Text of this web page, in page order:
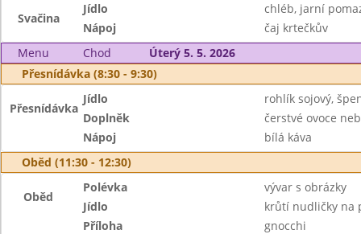
Svačina
Jídlo
chléb, jarní
Nápoj
čaj krtečkův
Menu
Chod
Úterý 5. 5. 2026
Přesnídávka (8:30 - 9:30)
Přesnídávka
Jídlo
rohlík sojový,
Doplněk
čerstvé ovoce
Nápoj
bílá káva
Oběd (11:30 - 12:30)
Oběd
Polévka
vývar s obrázky
Jídlo
krůtí nudličky na
Příloha
gnocchi